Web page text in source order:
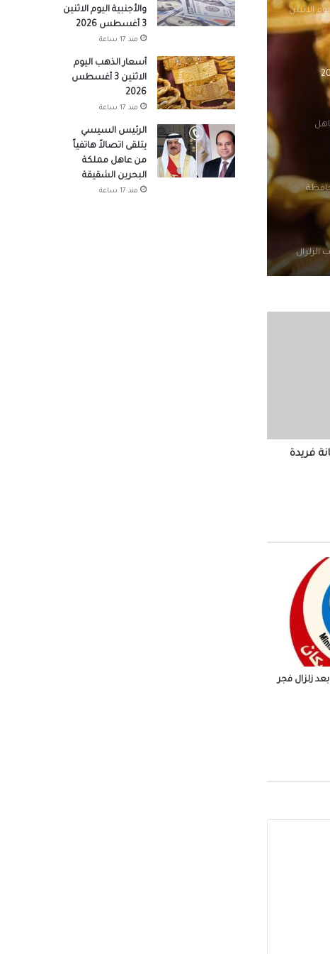
الاثنين
رفع
الاثنين
فريدة
زلزال فجر
والأجنبية اليوم الاثنين
3 أغسطس 2026
منذ 17 ساعة
أسعار الذهب اليوم
الاثنين 3 أغسطس
2026
منذ 17 ساعة
الرئيس السيسي
يتلقى اتصالاً هاتفياً
من عاهل مملكة
البحرين الشقيقة
منذ 17 ساعة